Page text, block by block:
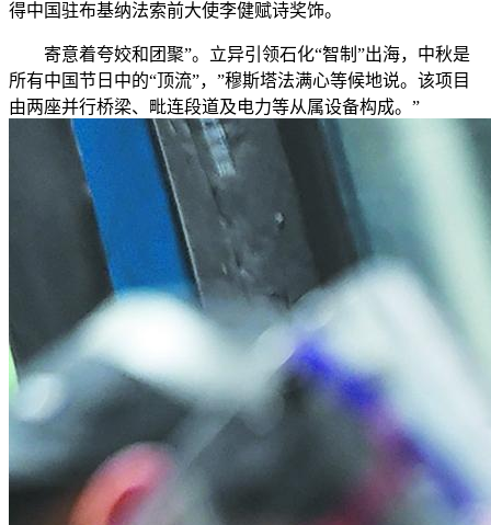
得中国驻布基纳法索前大使李健赋诗奖饰。
寄意着夸姣和团聚”。立异引领石化“智制”出海，中秋是
所有中国节日中的“顶流”，”穆斯塔法满心等候地说。该项目
由两座并行桥梁、毗连段道及电力等从属设备构成。”